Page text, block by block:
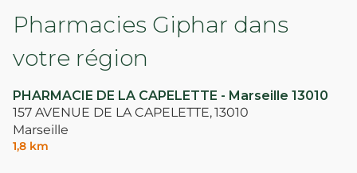
Pharmacies Giphar dans
votre région
PHARMACIE DE LA CAPELETTE - Marseille 13010
157 AVENUE DE LA CAPELETTE,13010
Marseille
1,8 km